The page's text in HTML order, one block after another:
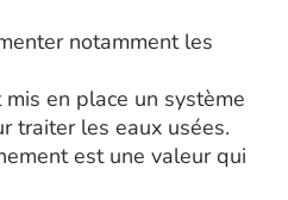
notamment les
en place un système
traiter les eaux usées.
est une valeur qui